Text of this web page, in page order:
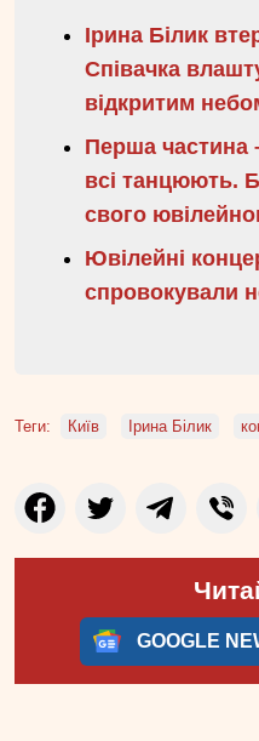
Ірина Білик
Співачка
відкритим
Перша частина
всі танцюють.
свого
Ювілейні
спровокували
Теги: Київ Ірина Білик
GOOGLE